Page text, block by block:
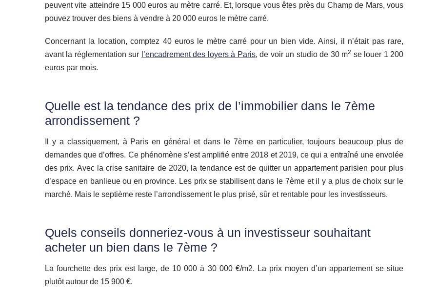
peuvent vite atteindre 15 000 euros au mètre carré. Et, lorsque vous êtes près du Champ de Mars, vous
pouvez trouver des biens à vendre à 20 000 euros le mètre carré.
Concernant la location, comptez 40 euros le mètre carré pour un bien vide. Ainsi, il n’était pas rare,
avant la règlementation sur l’encadrement des loyers à Paris, de voir un studio de 30 m2 se louer 1 200
euros par mois.
Quelle est la tendance des prix de l’immobilier dans le 7ème
arrondissement ?
Il y a classiquement, à Paris en général et dans le 7ème en particulier, toujours beaucoup plus de
demandes que d’offres. Ce phénomène s’est amplifié entre 2018 et 2019, ce qui a entraîné une envolée
des prix. Avec la crise sanitaire de 2020, la tendance est de quitter un appartement parisien pour plus
d’espace en banlieue ou en province. Les prix se stabilisent dans le 7ème et il y a plus de choix sur le
marché. Mais le septième reste l’arrondissement le plus prisé, sûr et rentable pour les investisseurs.
Quels conseils donneriez-vous à un investisseur souhaitant
acheter un bien dans le 7ème ?
La fourchette des prix est large, de 10 000 à 30 000 €/m2. La prix moyen d’un appartement se situe
plutôt autour de 15 900 €.